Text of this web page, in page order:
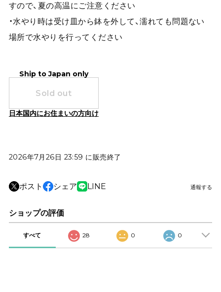
すので、夏の高温にご注意ください
・水やり時は受け皿から鉢を外して、濡れても問題ない
場所で水やりを行ってください
Ship to Japan only
Sold out
日本国内にお住まいの方向け
2026年7月26日 23:59 に販売終了
ポスト シェア LINE 通報する
ショップの評価
すべて 28 0 0